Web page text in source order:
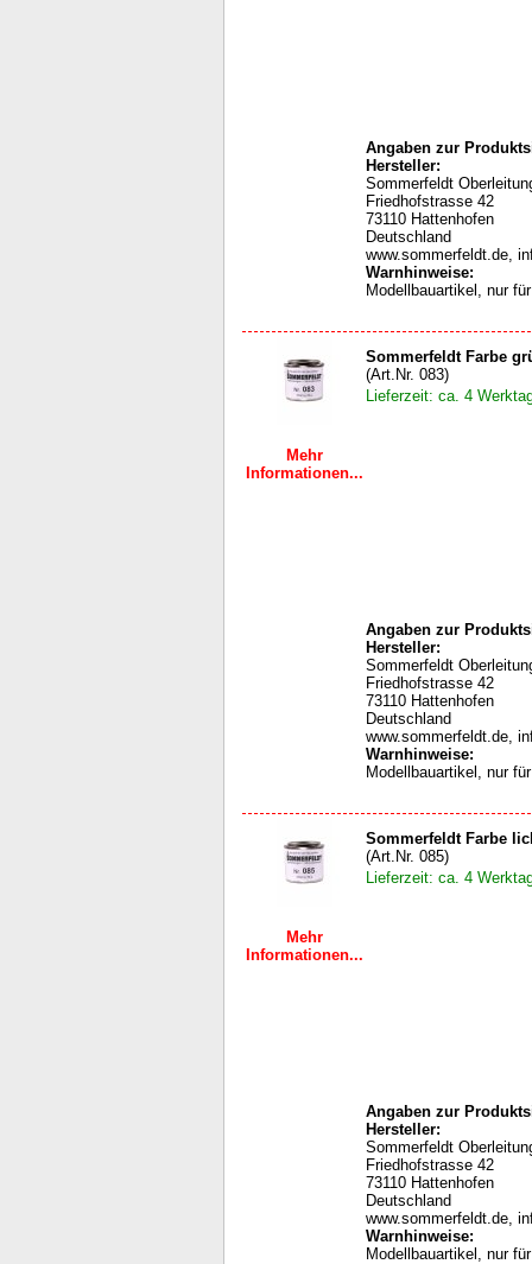
Angaben zur
Hersteller:
Sommerfeldt
Friedhofstrasse 42
73110 Hattenhofen
Deutschland
www.sommerfeldt.de,
Warnhinweise:
Modellbauartikel, nur
Mehr
Informationen...
Sommerfeldt Farbe
(Art.Nr. 083)
Lieferzeit: ca. 4
Angaben zur
Hersteller:
Sommerfeldt
Friedhofstrasse 42
73110 Hattenhofen
Deutschland
www.sommerfeldt.de,
Warnhinweise:
Modellbauartikel, nur
Mehr
Informationen...
Sommerfeldt Farbe
(Art.Nr. 085)
Lieferzeit: ca. 4
Angaben zur
Hersteller:
Sommerfeldt
Friedhofstrasse 42
73110 Hattenhofen
Deutschland
www.sommerfeldt.de,
Warnhinweise:
Modellbauartikel, nur